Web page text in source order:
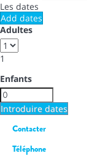
Les dates
Add dates
Adultes
1
Enfants
Introduire dates
Contacter
Téléphone